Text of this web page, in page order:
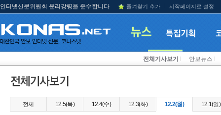
인터넷신문위원회 윤리강령을 준수합니다 즐겨찾기 추가 시작페이지로 설정
전체기사보기 안보뉴스
전체 12.5(목) 12.4(수) 12.3(화) 12.2(월) 12.1(일)